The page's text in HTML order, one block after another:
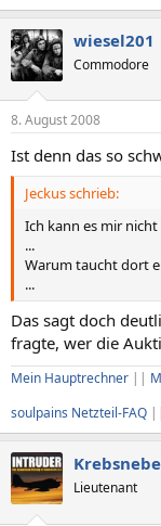
wiesel201
Commodore
8. August 2008
Ist denn das so
Jeckus schrieb:
Ich kann es mir
...
Warum taucht dort
...
Das sagt doch
fragte, wer die
Mein Hauptrechner ||
soulpains Netzteil-FAQ ||
Lieutenant